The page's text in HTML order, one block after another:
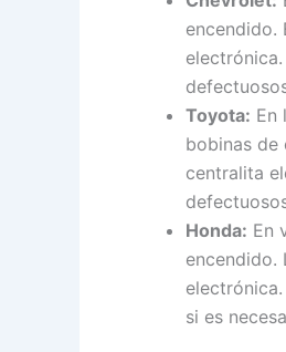
encendido.
Toyota: En
bobinas de
centralita
Honda: En
encendido.
si es